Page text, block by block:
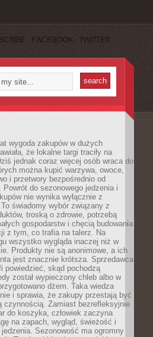
FACEBOOK TWITTER
wygoda zakupów w dużych
że lokalne targi traciły na
jednak coraz więcej osób wraca do
można kupić warzywa, owoce,
i przetwory bezpośrednio od
Powrót do sezonowego jedzenia i
nie wynika wyłącznie z
świadomy wybór związany z
troską o zdrowie, potrzebą
gospodarstw i chęcią budowania
z tym, co trafia na talerz. Na
wszystko wygląda inaczej niż w
Produkty nie są anonimowe, a ich
jest znacznie krótsza. Sprzedawca
powiedzieć, skąd pochodzą
został wypieczony chleb albo w
dżem. Taka wiedza
i sprawia, że zakupy przestają być
czynnością. Zamiast bezrefleksyjnie
do koszyka, człowiek zaczyna
na zapach, wygląd, świeżość i
Sezonowość ma ogromny